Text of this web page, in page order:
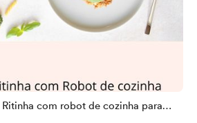
com robot de cozinha para